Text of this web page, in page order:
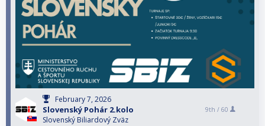
February 7, 2026
Slovenský Pohár 2.kolo
Slovenský Biliardový Zväz
9th / 60